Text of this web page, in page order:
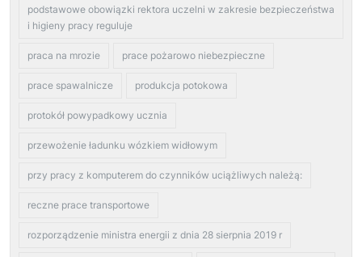
podstawowe obowiązki rektora uczelni w zakresie bezpieczeństwa
i higieny pracy reguluje
praca na mrozie prace pożarowo niebezpieczne
prace spawalnicze produkcja potokowa
protokół powypadkowy ucznia
przewożenie ładunku wózkiem widłowym
przy pracy z komputerem do czynników uciążliwych należą:
reczne prace transportowe
rozporządzenie ministra energii z dnia 28 sierpnia 2019 r